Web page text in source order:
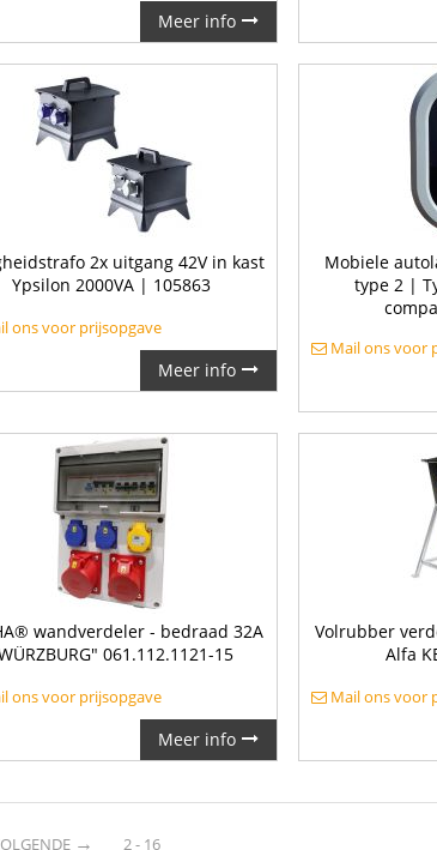
Meer info
2x uitgang 42V in kast
Ypsilon 2000VA | 105863
ons voor prijsopgave
Meer info
Mobiele
type 2 |
Mail ons voor
wandverdeler - bedraad 32A
061.112.1121-15
ons voor prijsopgave
Meer info
Volrubber
Alfa
Mail ons voor
→ 2 - 16